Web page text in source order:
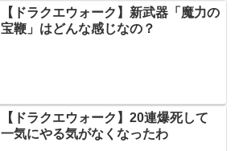
【ドラクエウォーク】新武器「魔力の
宝鞭」はどんな感じなの？
【ドラクエウォーク】20連爆死して
一気にやる気がなくなったわ